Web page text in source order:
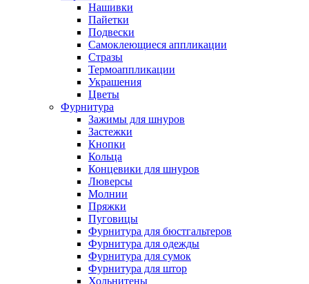
Нашивки
Пайетки
Подвески
Самоклеющиеся аппликации
Стразы
Термоаппликации
Украшения
Цветы
Фурнитура
Зажимы для шнуров
Застежки
Кнопки
Кольца
Концевики для шнуров
Люверсы
Молнии
Пряжки
Пуговицы
Фурнитура для бюстгальтеров
Фурнитура для одежды
Фурнитура для сумок
Фурнитура для штор
Хольнитены